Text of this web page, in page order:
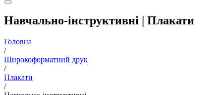
Навчально-інструктивні | Плакати
Головна
/
Широкоформатний друк
/
Плакати
/